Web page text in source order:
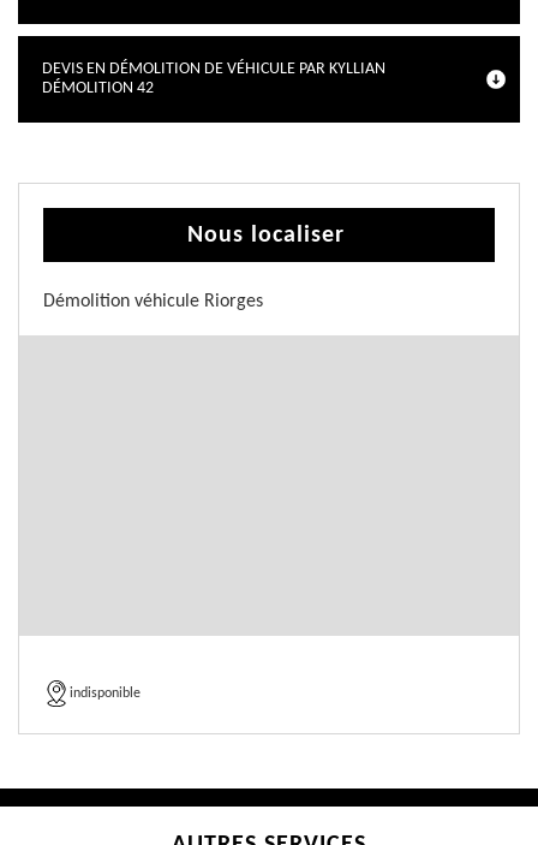
DEVIS EN DÉMOLITION DE VÉHICULE PAR KYLLIAN
DÉMOLITION 42
Nous localiser
Démolition véhicule Riorges
indisponible